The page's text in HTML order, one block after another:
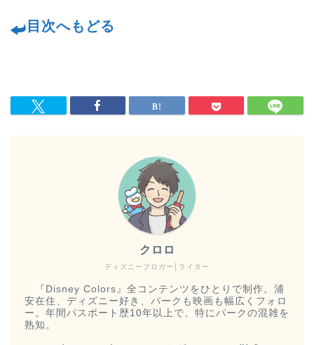
目次へもどる
ディズニーブロガー│ライター
クロロ
『Disney Colors』全コンテンツをひとりで制作。浦
安在住、ディズニー好き、パークも映画も幅広くフォロ
ー。年間パスポート歴10年以上で、特にパークの混雑を
熟知。